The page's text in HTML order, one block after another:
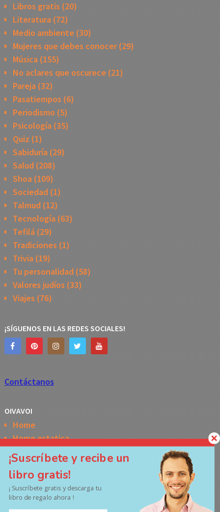
Libros gratis (20)
Literatura(72)
Medio ambiente (30)
Mujeres que debes conocer(29)
Música(155)
No aclares que oscurece (21)
Pareja(32)
Pasatiempos (6)
Periodismo (5)
Psicología(35)
Quiz (1)
Sabiduría(29)
Salud (208)
Shoa(109)
Sociedad(1)
Talmud (12)
Tecnología(63)
Tefilá(29)
Tradiciones (1)
Trivia(19)
Tu personalidad(58)
Valores judíos (33)
Viajes (76)
¡SÍGUENOS EN LAS REDES SOCIALES!
Contáctanos
OIVAVOI
Home
Home estatica
Horóscopo semanal de la Kabbalah
Memes
No Access
Políticas de privacidad
Términos y Condiciones
¡Suscríbete y recibe un
libro gratis!
¡ Suscríbete gratis y descarga tu
libro de regalo ahora !